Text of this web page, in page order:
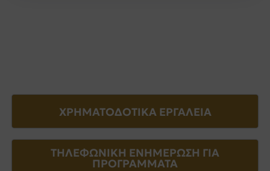
ΧΡΗΜΑΤΟΔΟΤΙΚΑ ΕΡΓΑΛΕΙΑ
ΤΗΛΕΦΩΝΙΚΗ ΕΝΗΜΕΡΩΣΗ ΓΙΑ
ΠΡΟΓΡΑΜΜΑΤΑ